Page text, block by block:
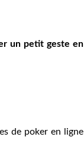
un petit geste en
de poker en ligne